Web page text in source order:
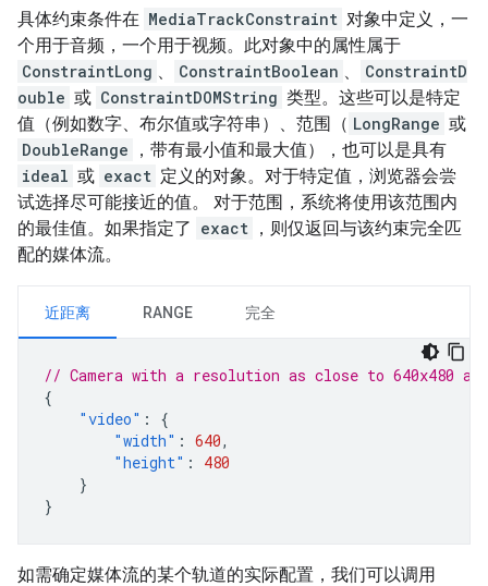
具体约束条件在 MediaTrackConstraint 对象中定义，一
个用于音频，一个用于视频。此对象中的属性属于
ConstraintLong 、 ConstraintBoolean 、
ConstraintD
ouble 或 ConstraintDOMString 类型。这些可以是特定
值（例如数字、布尔值或字符串）、范围（ LongRange 或
DoubleRange
，带有最小值和最大值），也可以是具有
ideal 或 exact 定义的对象。对于特定值，浏览器会尝
试选择尽可能接近的值。 对于范围，系统将使用该范围内
的最佳值。如果指定了 exact ，则仅返回与该约束完全匹
配的媒体流。
近距离 RANGE 完全
// Camera with a resolution as close to 640x480 as
{
"video" :
{
"width" : 640,
"height" :
480
}
}
如需确定媒体流的某个轨道的实际配置，我们可以调用